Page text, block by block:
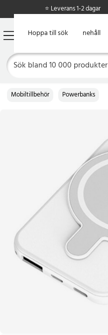
Hoppa till huvudinnehåll
Hoppa till sök
⭐ Leverans 1-2 dagar
Mobiltillbehör Powerbanks